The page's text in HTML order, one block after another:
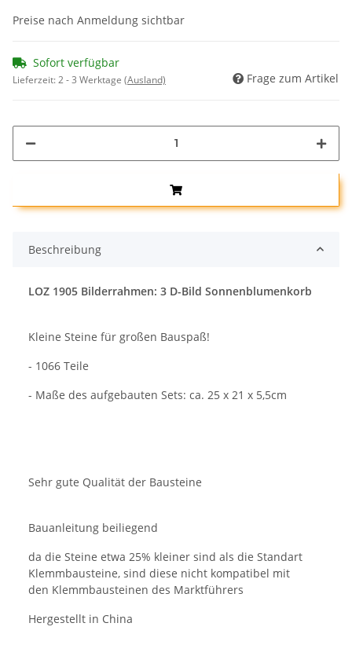
Preise nach Anmeldung sichtbar
Sofort verfügbar
Lieferzeit:2 - 3 Werktage (Ausland) Frage zum Artikel
Beschreibung
LOZ 1905 Bilderrahmen: 3 D-Bild Sonnenblumenkorb
Kleine Steine für großen Bauspaß!
- 1066 Teile
- Maße des aufgebauten Sets: ca. 25 x 21 x 5,5cm
Sehr gute Qualität der Bausteine
Bauanleitung beiliegend
da die Steine etwa 25% kleiner sind als die Standart
Klemmbausteine, sind diese nicht kompatibel mit
den Klemmbausteinen des Marktführers
Hergestellt in China